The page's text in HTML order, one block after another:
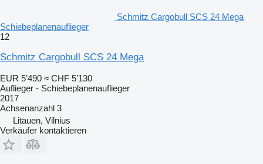
Schmitz Cargobull SCS 24 Mega
Schiebeplanenauflieger
12
Schmitz Cargobull SCS 24 Mega
EUR 5’490 ≈ CHF 5’130
Auflieger - Schiebeplanenauflieger
2017
Achsenanzahl 3
Litauen, Vilnius
Verkäufer kontaktieren